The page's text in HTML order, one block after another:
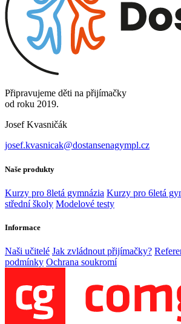
Připravujeme děti na přijímačky
od roku 2019.
Josef Kvasničák
josef.kvasnicak@dostansenagympl.cz
Naše produkty
Kurzy pro 8letá gymnázia Kurzy pro 6letá
střední školy Modelové testy
Informace
Naši učitelé Jak zvládnout přijímačky?
podmínky Ochrana soukromí